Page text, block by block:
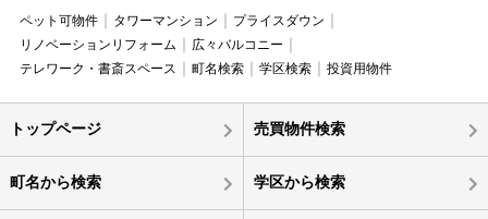
ペット可物件 タワーマンション
プライスダウン
リノベーションリフォーム
広々バルコニー
テレワーク・書斎スペース
町名検索 学区検索 投資用物件
トップページ 売買物件検索
町名から検索 学区から検索